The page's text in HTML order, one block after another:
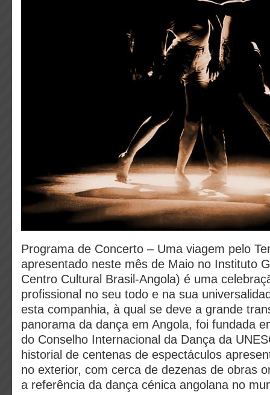
Programa de Concerto – Uma viagem pelo
apresentado neste mês de Maio no Instituto
Centro Cultural Brasil-Angola) é uma
profissional no seu todo e na sua
esta companhia, à qual se deve a grande
panorama da dança em Angola, foi fundada
do Conselho Internacional da Dança da
historial de centenas de espectáculos
no exterior, com cerca de dezenas de obras
a referência da dança cénica angolana no